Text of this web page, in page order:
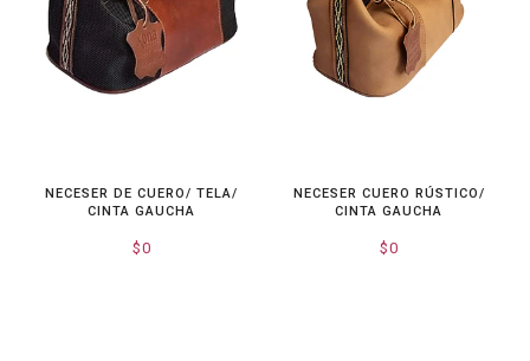
NECESER DE CUERO/ TELA/
CINTA GAUCHA
$0
NECESER CUERO RÚSTICO/
CINTA GAUCHA
$0